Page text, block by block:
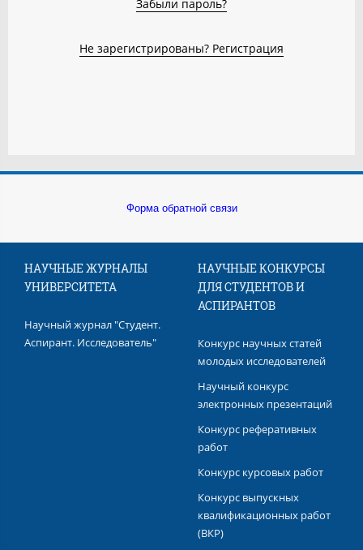
Забыли пароль?
Не зарегистрированы? Регистрация
Форма обратной связи
НАУЧНЫЕ ЖУРНАЛЫ
УНИВЕРСИТЕТА
Научный журнал "Студент.
Аспирант. Исследователь"
НАУЧНЫЕ КОНКУРСЫ
ДЛЯ СТУДЕНТОВ И
АСПИРАНТОВ
Конкурс научных статей
молодых исследователей
Научный конкурс
электронных презентаций
Конкурс реферативных
работ
Конкурс курсовых работ
Конкурс выпускных
квалификационных работ​
(ВКР)